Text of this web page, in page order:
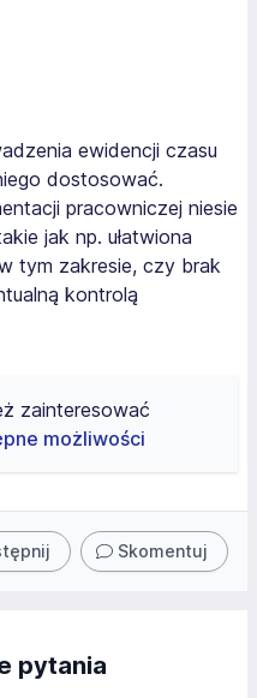
ewidencji czasu
dostosować.
pracowniczej niesie
jak np. ułatwiona
tym zakresie, czy brak
kontrolą
zainteresować
możliwości
Skomentuj
pytania